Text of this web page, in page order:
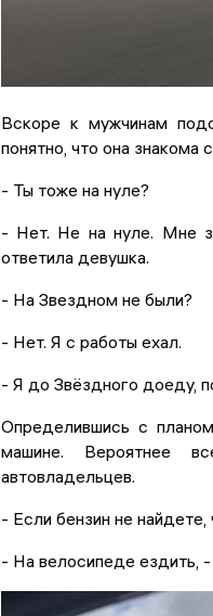
Вскоре к мужчинам
понятно, что она знакома
- Ты тоже на нуле?
- Нет. Не на нуле. Мне
ответила девушка.
- На Звездном не были?
- Нет. Я с работы ехал.
- Я до Звёздного доеду,
Определившись с
машине. Вероятнее
автовладельцев.
- Если бензин не
- На велосипеде ездить,